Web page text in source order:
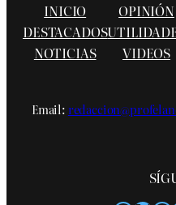
INICIO
DESTACADOS
NOTICIAS
OPINIÓN
VIDEOS
Email: